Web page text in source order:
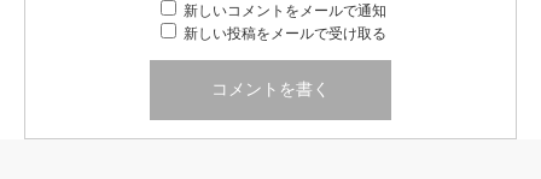
新しいコメントをメールで通知
新しい投稿をメールで受け取る